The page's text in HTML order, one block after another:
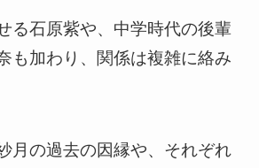
る石原紫や、中学時代の後輩
も加わり、関係は複雑に絡み
月の過去の因縁や、それぞれ